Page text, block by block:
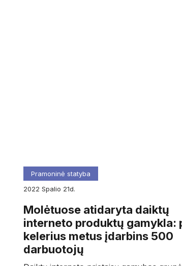
Pramoninė statyba
2022
spalio 21d.
Molėtuose atidaryta daiktų
interneto produktų gamykla:
kelerius metus įdarbins 500
darbuotojų